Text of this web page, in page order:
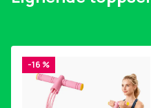
-16 %